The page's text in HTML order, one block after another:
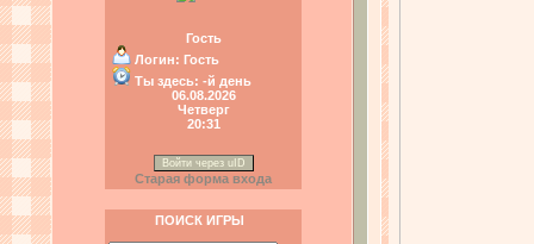
Гость
Логин: Гость
Ты здесь: -й день
06.08.2026
Четверг
20:31
Войти через uID
Старая форма входа
ПОИСК ИГРЫ